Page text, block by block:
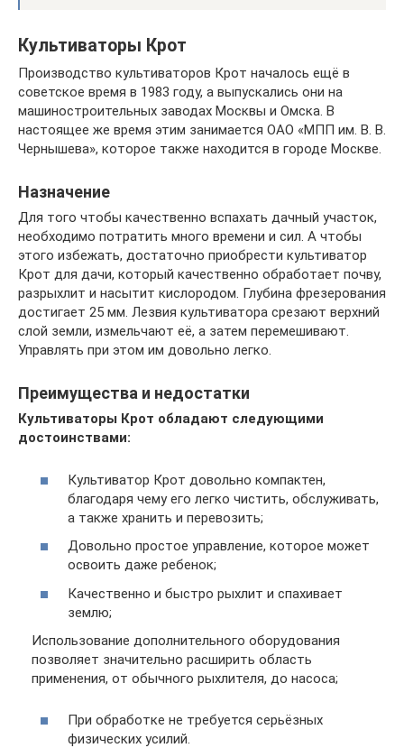
Культиваторы Крот
Производство культиваторов Крот началось ещё в
советское время в 1983 году, а выпускались они на
машиностроительных заводах Москвы и Омска. В
настоящее же время этим занимается ОАО «МПП им. В. В.
Чернышева», которое также находится в городе Москве.
Назначение
Для того чтобы качественно вспахать дачный участок,
необходимо потратить много времени и сил. А чтобы
этого избежать, достаточно приобрести культиватор
Крот для дачи, который качественно обработает почву,
разрыхлит и насытит кислородом. Глубина фрезерования
достигает 25 мм. Лезвия культиватора срезают верхний
слой земли, измельчают её, а затем перемешивают.
Управлять при этом им довольно легко.
Преимущества и недостатки
Культиваторы Крот обладают следующими
достоинствами:
Культиватор Крот довольно компактен,
благодаря чему его легко чистить, обслуживать,
а также хранить и перевозить;
Довольно простое управление, которое может
освоить даже ребенок;
Качественно и быстро рыхлит и спахивает
землю;
Использование дополнительного оборудования
позволяет значительно расширить область
применения, от обычного рыхлителя, до насоса;
При обработке не требуется серьёзных
физических усилий.